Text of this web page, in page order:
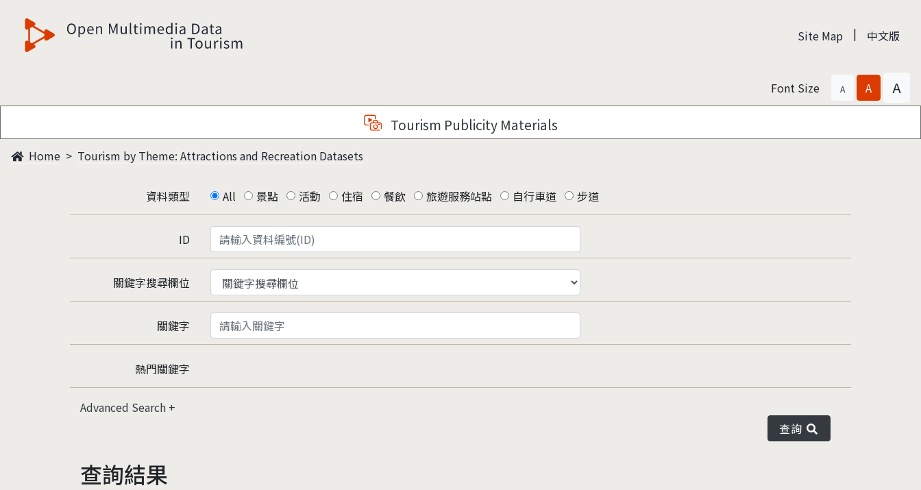
觀光多媒體開放資料 Site Map | 中文版
Font Size A A A
Tourism Publicity Materials
Home Tourism by Theme: Attractions and Recreation Datasets
資料類型 All 景點 活動 住宿 餐飲 旅遊服務站點 自行車道 步道
ID
關鍵字搜尋欄位
關鍵字
熱門關鍵字
Advanced Search
查詢
查詢結果